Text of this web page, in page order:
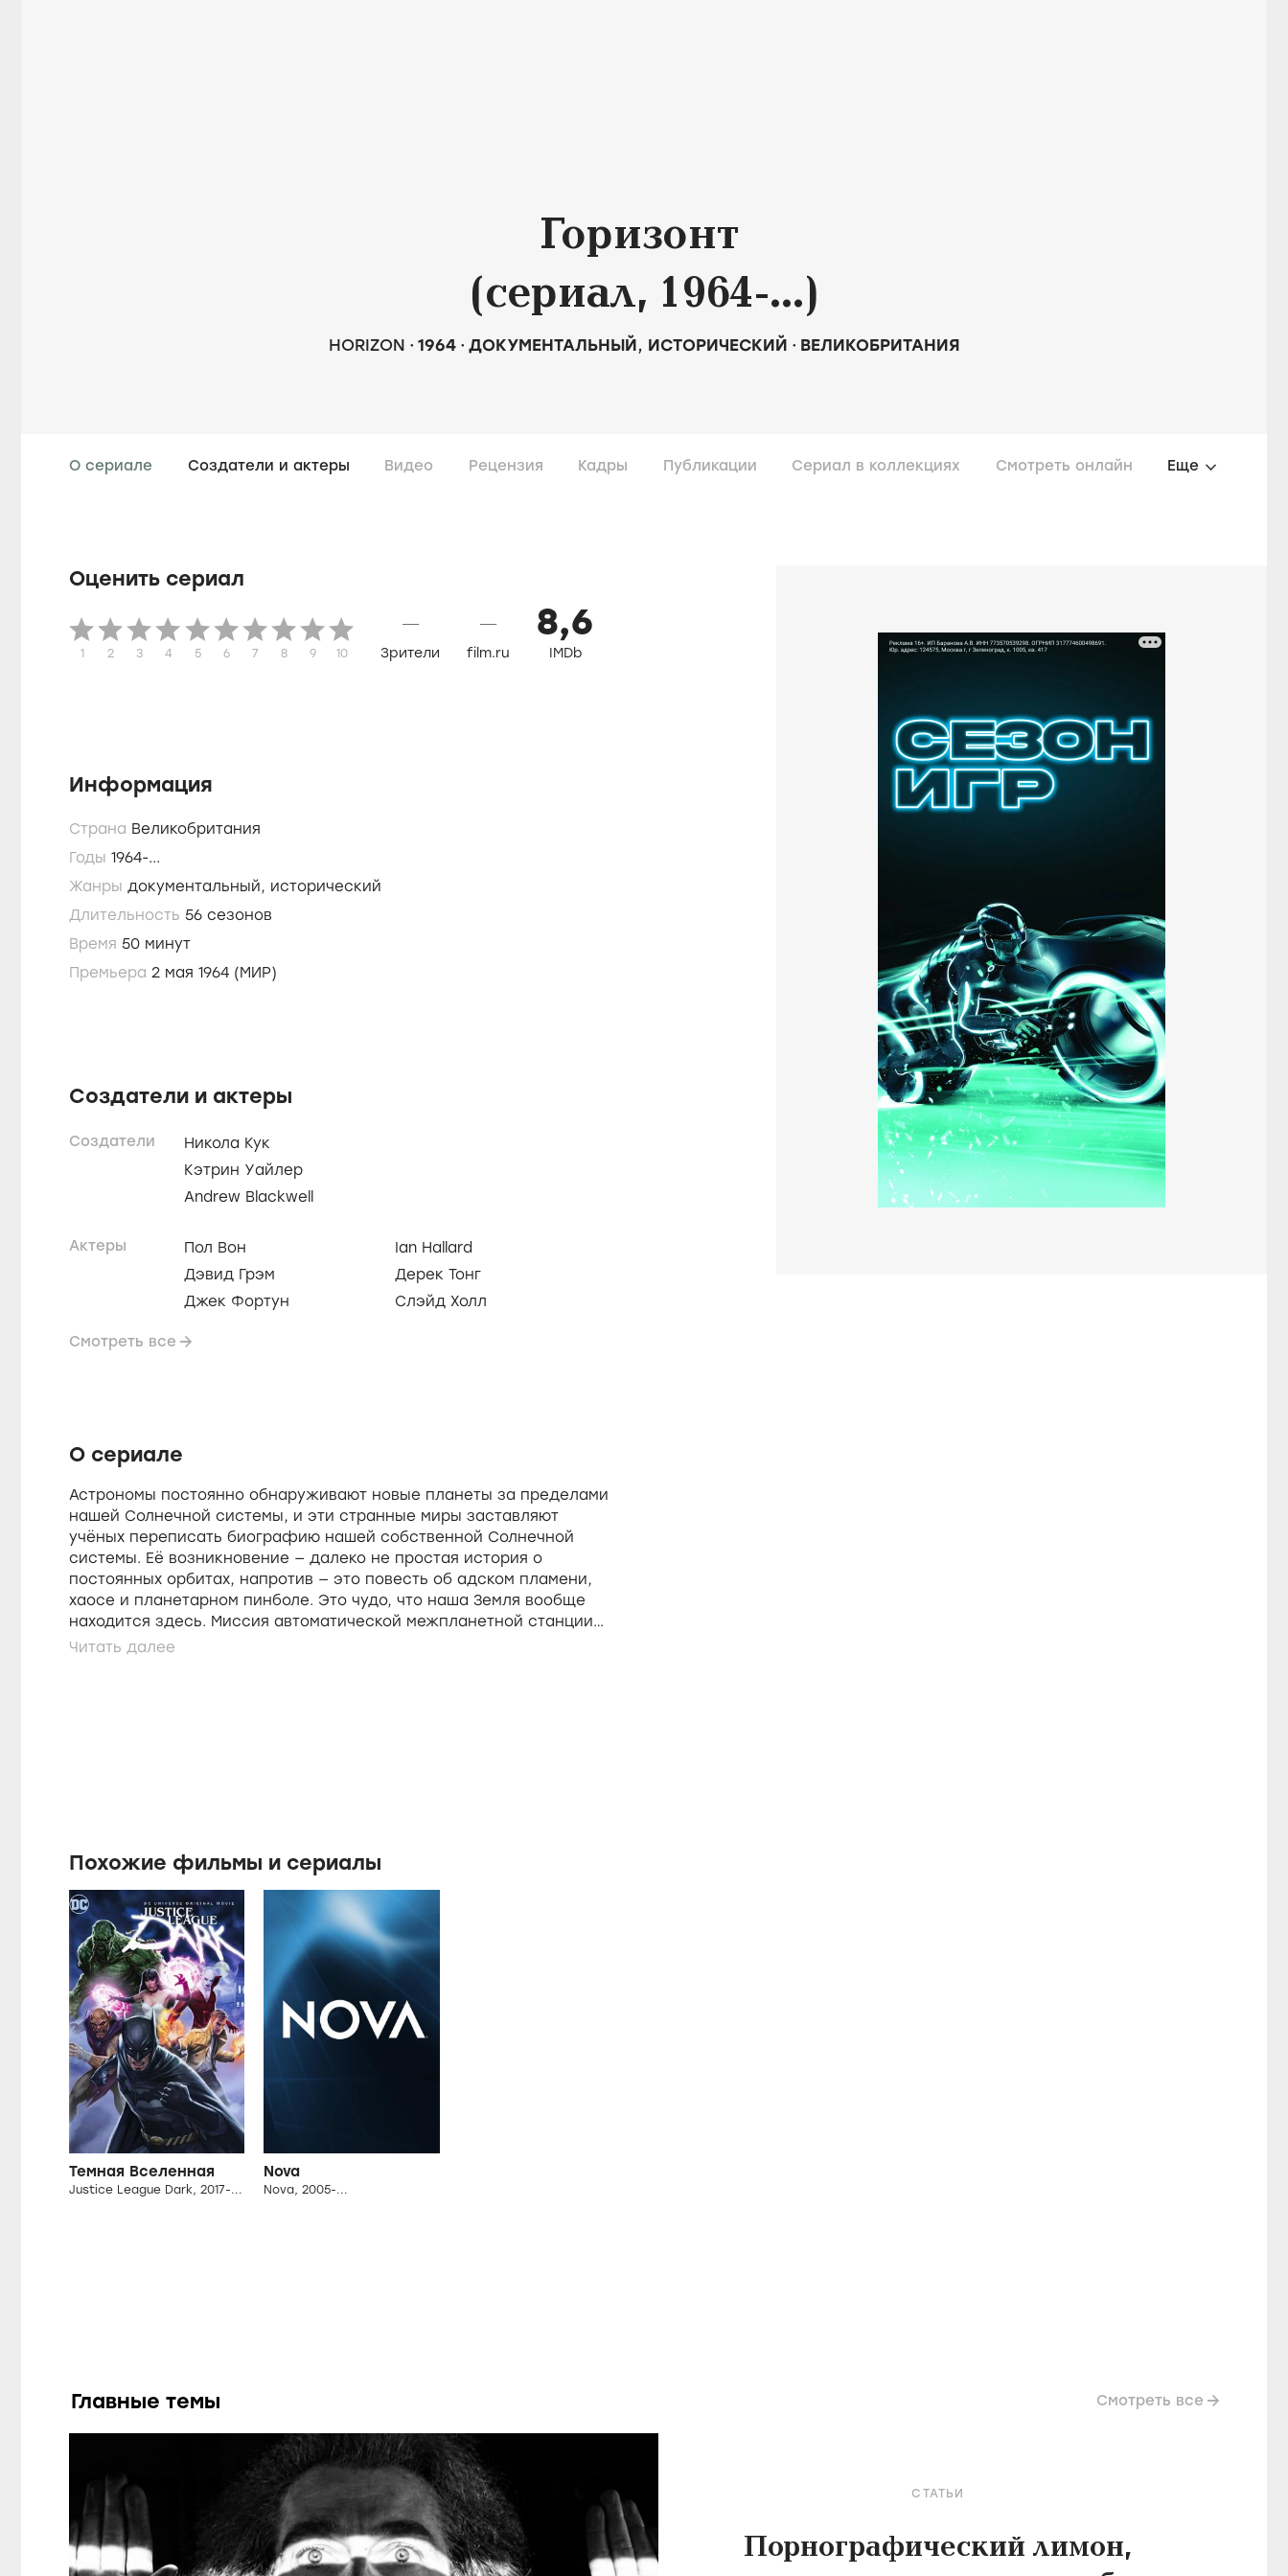
Горизонт
(сериал, 1964-...)
HORIZON 1964 ДОКУМЕНТАЛЬНЫЙ, ИСТОРИЧЕСКИЙ ВЕЛИКОБРИТАНИЯ
О сериале Создатели и актеры Видео Рецензия Кадры Публикации Сериал в коллекциях Смотреть онлайн Еще
Оценить сериал
1 2 3 4 5 6 7 8 9 10
—
Зрители
—
film.ru
8,6
IMDb
Информация
Страна Великобритания
Годы 1964-...
Жанры документальный, исторический
Длительность 56 сезонов
Время
50 минут
Премьера 2 мая 1964 (МИР)
Создатели и актеры
Создатели
Никола Кук
Кэтрин Уайлер
Andrew Blackwell
Актеры
Пол Вон
Дэвид Грэм
Джек Фортун
Ian Hallard
Дерек Тонг
Слэйд Холл
Смотреть все
О сериале
Астрономы постоянно обнаруживают новые планеты за пределами
нашей Солнечной системы, и эти странные миры заставляют
учёных переписать биографию нашей собственной Солнечной
системы. Её возникновение — далеко не простая история о
постоянных орбитах, напротив — это повесть об адском пламени,
хаосе и планетарном пинболе. Это чудо, что наша Земля вообще
находится здесь. Миссия автоматической межпланетной станции
Юнона к Юпитеру, теория «великой смены курса» и гипотеза о
Похожие фильмы и сериалы
Темная Вселенная
Justice League Dark, 2017-...
Nova
Nova, 2005-...
Главные темы Смотреть все
СТАТЬИ
Порнографический лимон,